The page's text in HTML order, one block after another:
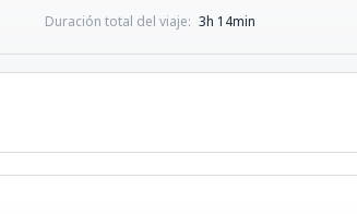
Duración total del viaje: 3h 14min